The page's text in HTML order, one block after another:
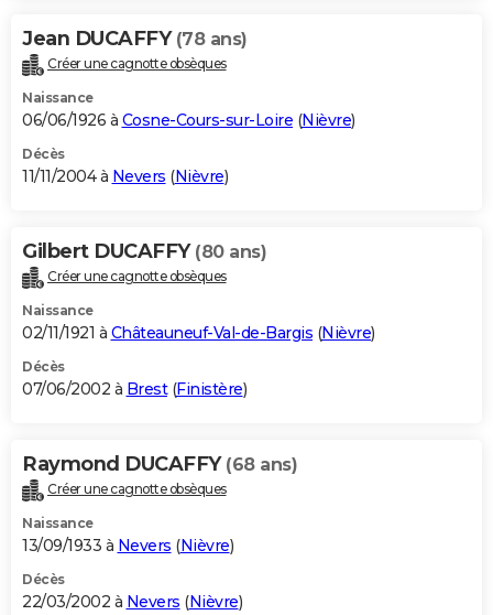
Jean DUCAFFY (78 ans)
Créer une cagnotte obsèques
Naissance
06/06/1926 à Cosne-Cours-sur-Loire (Nièvre)
Décès
11/11/2004 à Nevers (Nièvre)
Gilbert DUCAFFY (80 ans)
Créer une cagnotte obsèques
Naissance
02/11/1921 à Châteauneuf-Val-de-Bargis (Nièvre)
Décès
07/06/2002 à Brest(Finistère)
Raymond DUCAFFY (68 ans)
Créer une cagnotte obsèques
Naissance
13/09/1933 à Nevers (Nièvre)
Décès
22/03/2002 à Nevers (Nièvre)